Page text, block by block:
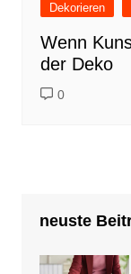
Dekorieren
Wenn
der Deko
0
neuste